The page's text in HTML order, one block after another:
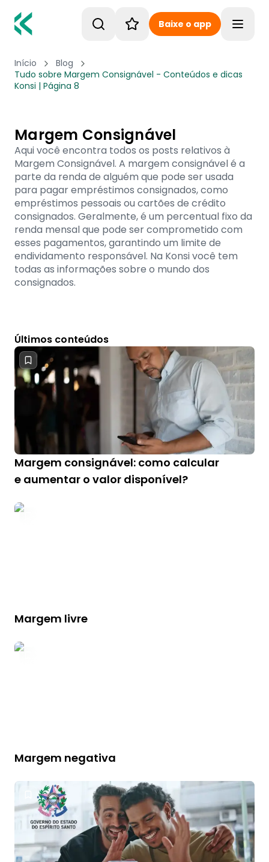
Baixe o app
Início
Blog
Tudo sobre Margem Consignável - Conteúdos e dicas
Konsi | Página 8
Margem Consignável
Aqui você encontra todos os posts relativos à
Margem Consignável. A margem consignável é a
parte da renda de alguém que pode ser usada
para pagar empréstimos consignados, como
empréstimos pessoais ou cartões de crédito
consignados. Geralmente, é um percentual fixo da
renda mensal que pode ser comprometido com
esses pagamentos, garantindo um limite de
endividamento responsável. Na Konsi você tem
todas as informações sobre o mundo dos
consignados.
Últimos conteúdos
Margem consignável: como calcular
e aumentar o valor disponível?
Margem livre
Margem negativa